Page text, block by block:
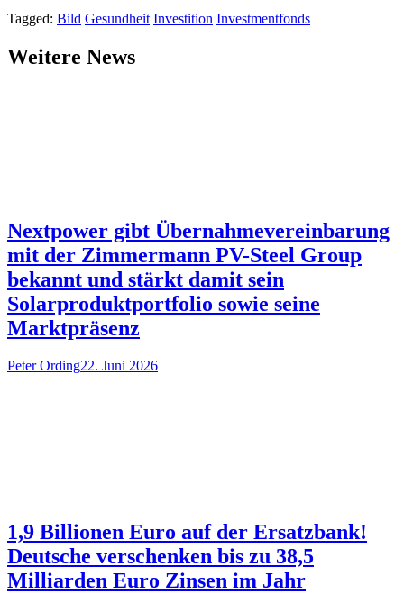
Tagged: Bild Gesundheit Investition Investmentfonds
Weitere News
Nextpower gibt Übernahmevereinbarung
mit der Zimmermann PV-Steel Group
bekannt und stärkt damit sein
Solarproduktportfolio sowie seine
Marktpräsenz
Peter Ording22. Juni 2026
1,9 Billionen Euro auf der Ersatzbank!
Deutsche verschenken bis zu 38,5
Milliarden Euro Zinsen im Jahr